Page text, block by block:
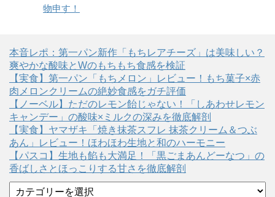
物申す！
本音レポ：第一パン新作「もちレアチーズ」は美味しい？
爽やかな酸味とWのもちもち食感を検証
【実食】第一パン「もちメロン」レビュー！もち菓子×赤
肉メロンクリームの絶妙食感をガチ評価
【ノーベル】ただのレモン飴じゃない！「しあわせレモン
キャンデー」の酸味×ミルクの深みを徹底解剖
【実食】ヤマザキ「焼き抹茶スフレ 抹茶クリーム＆つぶ
あん」レビュー！ほわほわ生地と和のハーモニー
【パスコ】生地も餡も大満足！「黒ごまあんどーなつ」の
香ばしさとほっこりする甘さを徹底解剖